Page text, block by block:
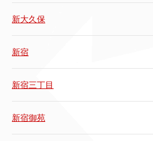
新大久保
新宿
新宿三丁目
新宿御苑